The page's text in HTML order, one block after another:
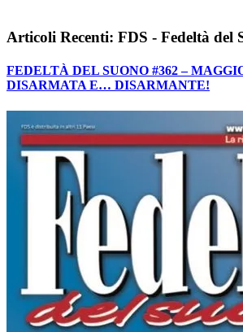
Articoli Recenti: FDS - Fedeltà del
FEDELTÀ DEL SUONO #362 –
DISARMATA E… DISARMANTE!